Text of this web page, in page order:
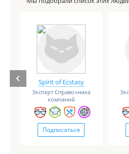
Spirit of Ecstasy
Эксперт Справочника
компаний
Подписаться